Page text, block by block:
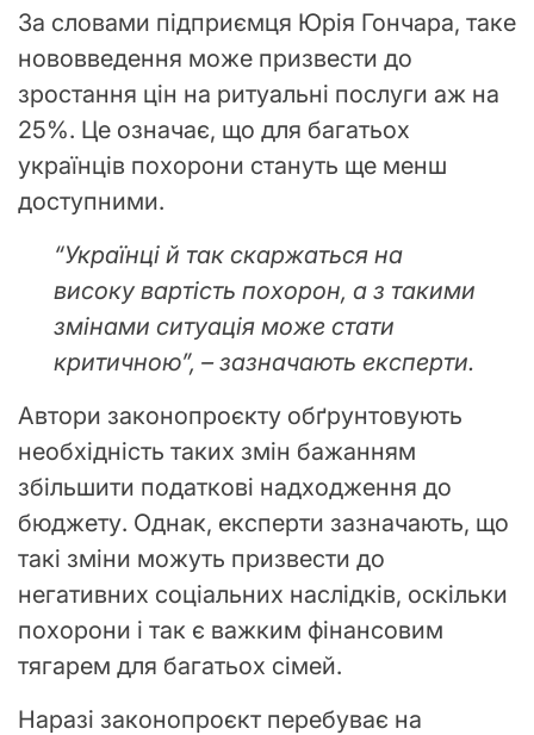
За словами підприємця Юрія Гончара, таке
нововведення може призвести до
зростання цін на ритуальні послуги аж на
25%. Це означає, що для багатьох
українців похорони стануть ще менш
доступними.
“Українці й так скаржаться на
високу вартість похорон, а з такими
змінами ситуація може стати
критичною”, – зазначають експерти.
Автори законопроєкту обґрунтовують
необхідність таких змін бажанням
збільшити податкові надходження до
бюджету. Однак, експерти зазначають, що
такі зміни можуть призвести до
негативних соціальних наслідків, оскільки
похорони і так є важким фінансовим
тягарем для багатьох сімей.
Наразі законопроєкт перебуває на